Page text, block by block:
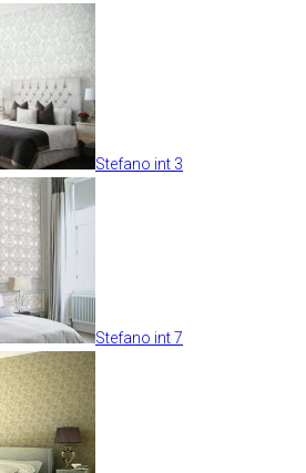
Stefano int 3
Stefano int 7